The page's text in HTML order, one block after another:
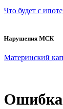
Что будет с
Нарушения МСК
Материнский
Ошибка